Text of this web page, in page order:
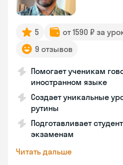
5 от 1590 ₽ за
9 отзывов
Помогает ученикам
иностранном языке
Создает уникальные
рутины
Подготавливает
экзаменам
Читать дальше